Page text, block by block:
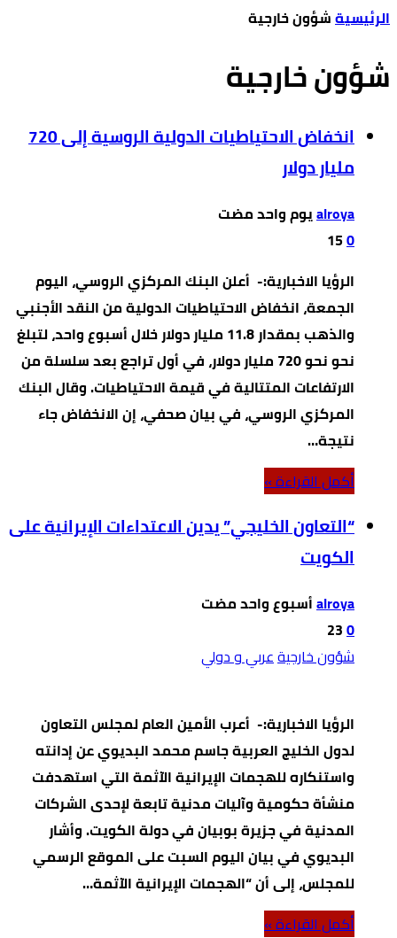
‫الرئيسية‬شؤون خارجية
شؤون خارجية
انخفاض الاحتياطيات الدولية الروسية إلى 720
مليار دولار
alroya
0
15
الرؤيا الاخبارية:- أعلن البنك المركزي الروسي، اليوم
الجمعة، انخفاض الاحتياطيات الدولية من النقد الأجنبي
والذهب بمقدار 11.8 مليار دولار خلال أسبوع واحد، لتبلغ
نحو نحو 720 مليار دولار، في أول تراجع بعد سلسلة من
الارتفاعات المتتالية في قيمة الاحتياطيات. وقال البنك
المركزي الروسي، في بيان صحفي، إن الانخفاض جاء
نتيجة…
‫أكمل القراءة »‬
“التعاون الخليجي” يدين الاعتداءات الإيرانية على
الكويت
alroya
0
23
شؤون خارجيةعربي و دولي
الرؤيا الاخبارية:- أعرب الأمين العام لمجلس التعاون
لدول الخليج العربية جاسم محمد البديوي عن إدانته
واستنكاره للهجمات الإيرانية الآثمة التي استهدفت
منشأة حكومية وآليات مدنية تابعة لإحدى الشركات
المدنية في جزيرة بوبيان في دولة الكويت. وأشار
البديوي في بيان اليوم السبت على الموقع الرسمي
للمجلس، إلى أن “الهجمات الإيرانية الآثمة…
‫أكمل القراءة »‬